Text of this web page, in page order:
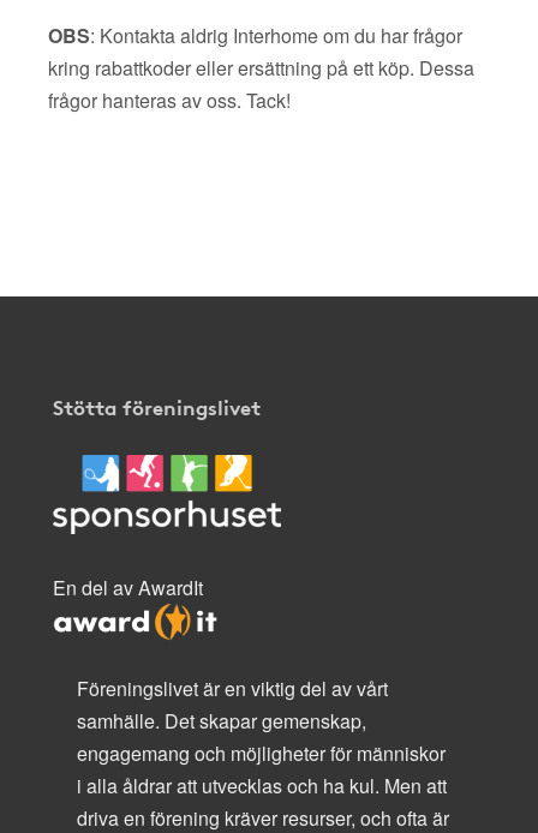
OBS: Kontakta aldrig Interhome om du har frågor
kring rabattkoder eller ersättning på ett köp. Dessa
frågor hanteras av oss. Tack!
Stötta föreningslivet
En del av AwardIt
Föreningslivet är en viktig del av vårt
samhälle. Det skapar gemenskap,
engagemang och möjligheter för människor
i alla åldrar att utvecklas och ha kul. Men att
driva en förening kräver resurser, och ofta är